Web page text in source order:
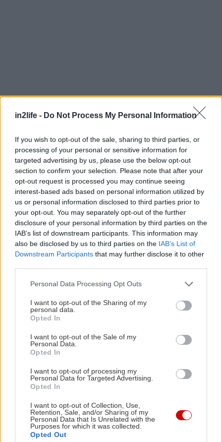
in2life - Do Not Process My Personal Information
If you wish to opt-out of the sale, sharing to third parties, or
processing of your personal or sensitive information for
targeted advertising by us, please use the below opt-out
section to confirm your selection. Please note that after your
opt-out request is processed you may continue seeing
interest-based ads based on personal information utilized by
us or personal information disclosed to third parties prior to
your opt-out. You may separately opt-out of the further
disclosure of your personal information by third parties on the
IAB’s list of downstream participants. This information may
also be disclosed by us to third parties on the IAB’s List of
Downstream Participants that may further disclose it to other
Please note that this website/app uses one or more Google
not limited to your visit or usage behaviour. You may click to
grant or deny consent to Google and its third-party tags to
use your data for below specified purposes in below Google
consent section.
Personal Data Processing Opt Outs
I want to opt-out of the Sharing of my
personal data.
Opted In
I want to opt-out of the Sale of my
Personal Data.
Opted In
I want to opt-out of processing my
Personal Data for Targeted Advertising.
Opted In
I want to opt-out of Collection, Use,
Retention, Sale, and/or Sharing of my
Personal Data that Is Unrelated with the
Purposes for which it was collected.
Opted Out
Ιοβόλος
καινούριο». Ρίχνει τα βέλη που ετοιμάζει φτιάχνει η
συντακτική ομάδα του In2life και λέει τη γνώμη του χωρίς
φόβο, αλλά συχνά με πάθος από το 2008. Κάποιοι λένε ότι
πίσω από τη μυστική του ταυτότητα κρύβονται ανύπαντροι
χαβαλετζήδες, κάποιοι άλλοι ότι την ύλη του φροντίζουν
σεβαστοί οικογενειάρχες που φλερτάρουν με τον
Αναζήτηση